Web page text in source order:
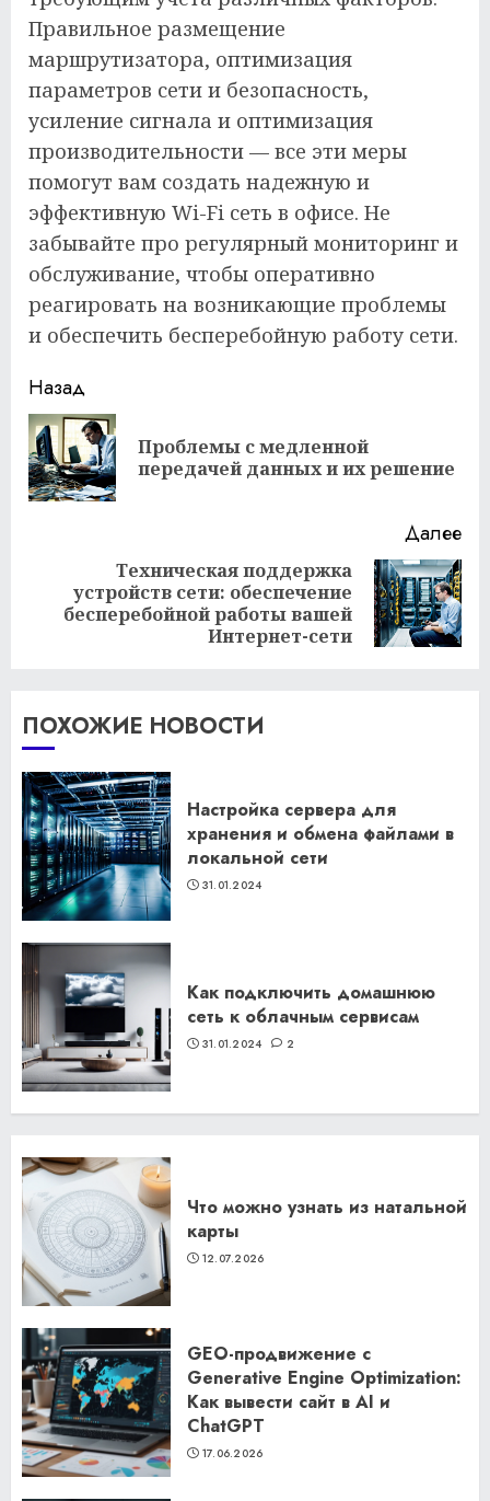
Правильное размещение
маршрутизатора, оптимизация
параметров сети и безопасность,
усиление сигнала и оптимизация
производительности — все эти меры
помогут вам создать надежную и
эффективную Wi-Fi сеть в офисе. Не
забывайте про регулярный мониторинг и
обслуживание, чтобы оперативно
реагировать на возникающие проблемы
и обеспечить бесперебойную работу сети.
Продолжить
чтение
Назад
Проблемы с медленной
передачей данных и их решение
Далее
Следующая
запись:
Техническая поддержка
устройств сети: обеспечение
бесперебойной работы вашей
Интернет-сети
ПОХОЖИЕ НОВОСТИ
Настройка сервера для
хранения и обмена файлами в
локальной сети
31.01.2024
Как подключить домашнюю
сеть к облачным сервисам
31.01.2024 2
Что можно узнать из натальной
карты
12.07.2026
GEO-продвижение с
Generative Engine Optimization:
Как вывести сайт в AI и
ChatGPT
17.06.2026